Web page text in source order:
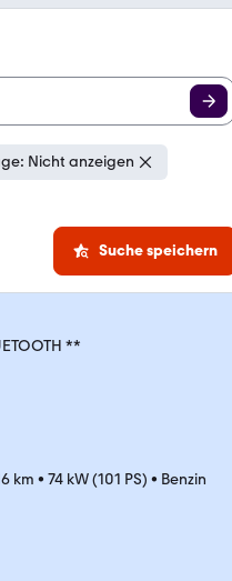
Nicht anzeigen
Suche speichern
**
km • 74 kW (101 PS) • Benzin